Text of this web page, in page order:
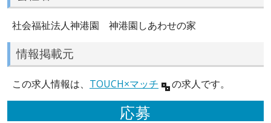
社会福祉法人神港園 神港園しあわせの家
情報掲載元
この求人情報は、 TOUCH×マッチ の求人です。
応募